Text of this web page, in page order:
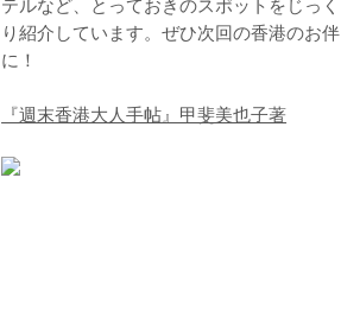
り紹介しています。ぜひ次回の香港のお伴
に！
『週末香港大人手帖』甲斐美也子著